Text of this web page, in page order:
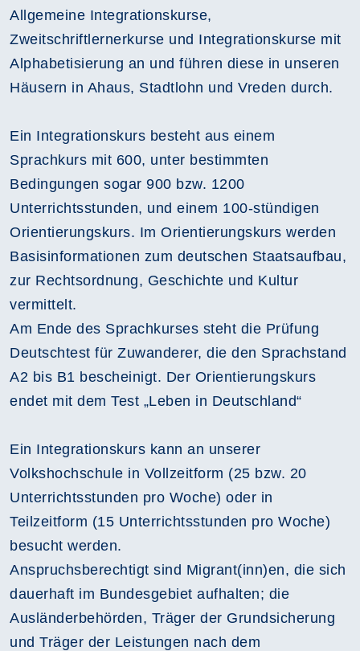
Allgemeine Integrationskurse,
Zweitschriftlernerkurse und Integrationskurse mit
Alphabetisierung an und führen diese in unseren
Häusern in Ahaus, Stadtlohn und Vreden durch.
Ein Integrationskurs besteht aus einem
Sprachkurs mit 600, unter bestimmten
Bedingungen sogar 900 bzw. 1200
Unterrichtsstunden, und einem 100-stündigen
Orientierungskurs. Im Orientierungskurs werden
Basisinformationen zum deutschen Staatsaufbau,
zur Rechtsordnung, Geschichte und Kultur
vermittelt.
Am Ende des Sprachkurses steht die Prüfung
Deutschtest für Zuwanderer, die den Sprachstand
A2 bis B1 bescheinigt. Der Orientierungskurs
endet mit dem Test „Leben in Deutschland“
Ein Integrationskurs kann an unserer
Volkshochschule in Vollzeitform (25 bzw. 20
Unterrichtsstunden pro Woche) oder in
Teilzeitform (15 Unterrichtsstunden pro Woche)
besucht werden.
Anspruchsberechtigt sind Migrant(inn)en, die sich
dauerhaft im Bundesgebiet aufhalten; die
Ausländerbehörden, Träger der Grundsicherung
und Träger der Leistungen nach dem